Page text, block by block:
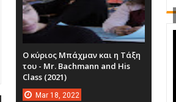
Ο κύριος Μπάχμαν και η Τάξη
του - Mr. Bachmann and His
Class (2021)
Mar 18, 2022